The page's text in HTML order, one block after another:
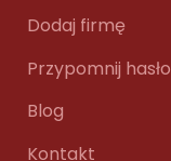
Dodaj firmę
Przypomnij hasło
Blog
Kontakt